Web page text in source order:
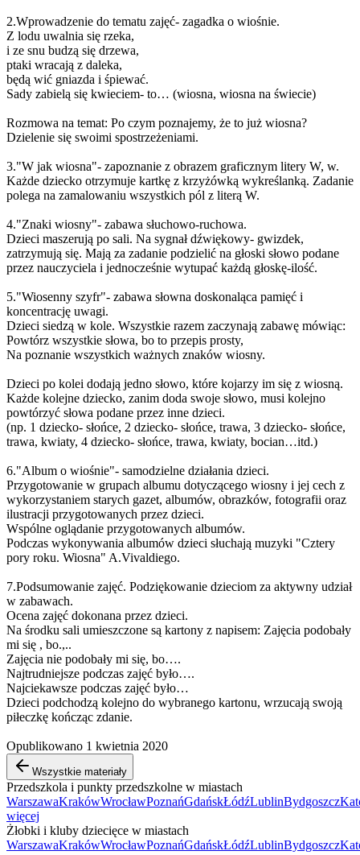
2.Wprowadzenie do tematu zajęć- zagadka o wiośnie.
Z lodu uwalnia się rzeka,
i ze snu budzą się drzewa,
ptaki wracają z daleka,
będą wić gniazda i śpiewać.
Sady zabielą się kwieciem- to… (wiosna, wiosna na świecie)
Rozmowa na temat: Po czym poznajemy, że to już wiosna?
Dzielenie się swoimi spostrzeżeniami.
3."W jak wiosna"- zapoznanie z obrazem graficznym litery W, w.
Każde dziecko otrzymuje kartkę z krzyżówką wykreślanką. Zadanie
polega na zamalowaniu wszystkich pól z literą W.
4."Znaki wiosny"- zabawa słuchowo-ruchowa.
Dzieci maszerują po sali. Na sygnał dźwiękowy- gwizdek,
zatrzymują się. Mają za zadanie podzielić na głoski słowo podane
przez nauczyciela i jednocześnie wytupać każdą głoskę-ilość.
5."Wiosenny szyfr"- zabawa słowna doskonaląca pamięć i
koncentrację uwagi.
Dzieci siedzą w kole. Wszystkie razem zaczynają zabawę mówiąc:
Powtórz wszystkie słowa, bo to przepis prosty,
Na poznanie wszystkich ważnych znaków wiosny.
Dzieci po kolei dodają jedno słowo, które kojarzy im się z wiosną.
Każde kolejne dziecko, zanim doda swoje słowo, musi kolejno
powtórzyć słowa podane przez inne dzieci.
(np. 1 dziecko- słońce, 2 dziecko- słońce, trawa, 3 dziecko- słońce,
trawa, kwiaty, 4 dziecko- słońce, trawa, kwiaty, bocian…itd.)
6."Album o wiośnie"- samodzielne działania dzieci.
Przygotowanie w grupach albumu dotyczącego wiosny i jej cech z
wykorzystaniem starych gazet, albumów, obrazków, fotografii oraz
ilustracji przygotowanych przez dzieci.
Wspólne oglądanie przygotowanych albumów.
Podczas wykonywania albumów dzieci słuchają muzyki "Cztery
pory roku. Wiosna" A.Vivaldiego.
7.Podsumowanie zajęć. Podziękowanie dzieciom za aktywny udział
w zabawach.
Ocena zajęć dokonana przez dzieci.
Na środku sali umieszczone są kartony z napisem: Zajęcia podobały
mi się , bo.,..
Zajęcia nie podobały mi się, bo….
Najtrudniejsze podczas zajęć było….
Najciekawsze podczas zajęć było…
Dzieci podchodzą kolejno do wybranego kartonu, wrzucają swoją
piłeczkę kończąc zdanie.
Opublikowano 1 kwietnia 2020
Wszystkie materiały
Przedszkola i punkty przedszkolne w miastach
WarszawaKrakówWrocławPoznańGdańskŁódźLublinBydgoszcz
więcej
Żłobki i kluby dziecięce w miastach
WarszawaKrakówWrocławPoznańGdańskŁódźLublinBydgoszcz